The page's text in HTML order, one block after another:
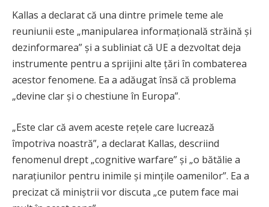
Kallas a declarat că una dintre primele teme ale
reuniunii este „manipularea informațională străină și
dezinformarea” și a subliniat că UE a dezvoltat deja
instrumente pentru a sprijini alte țări în combaterea
acestor fenomene. Ea a adăugat însă că problema
„devine clar și o chestiune în Europa”.
„Este clar că avem aceste rețele care lucrează
împotriva noastră”, a declarat Kallas, descriind
fenomenul drept „cognitive warfare” și „o bătălie a
narațiunilor pentru inimile și mințile oamenilor”. Ea a
precizat că miniștrii vor discuta „ce putem face mai